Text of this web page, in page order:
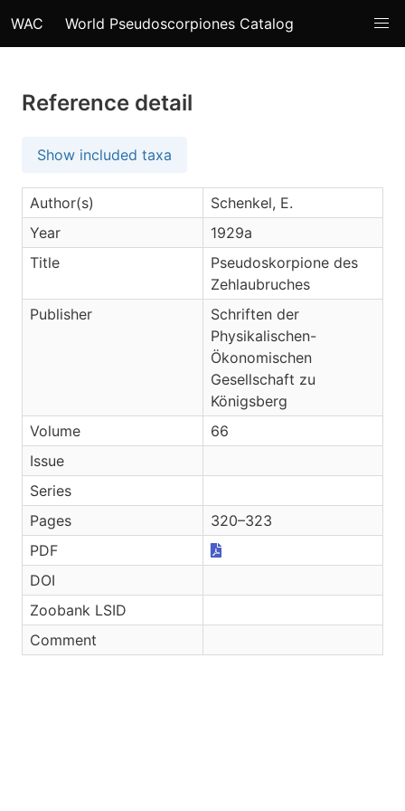
WAC World Pseudoscorpiones Catalog
Reference detail
Show included taxa
Author(s)
Schenkel, E.
Year
1929a
Title
Pseudoskorpione des
Zehlaubruches
Publisher
Schriften der
Physikalischen-
Ökonomischen
Gesellschaft zu
Königsberg
Volume
66
Issue
Series
Pages
320–323
PDF
DOI
Zoobank LSID
Comment